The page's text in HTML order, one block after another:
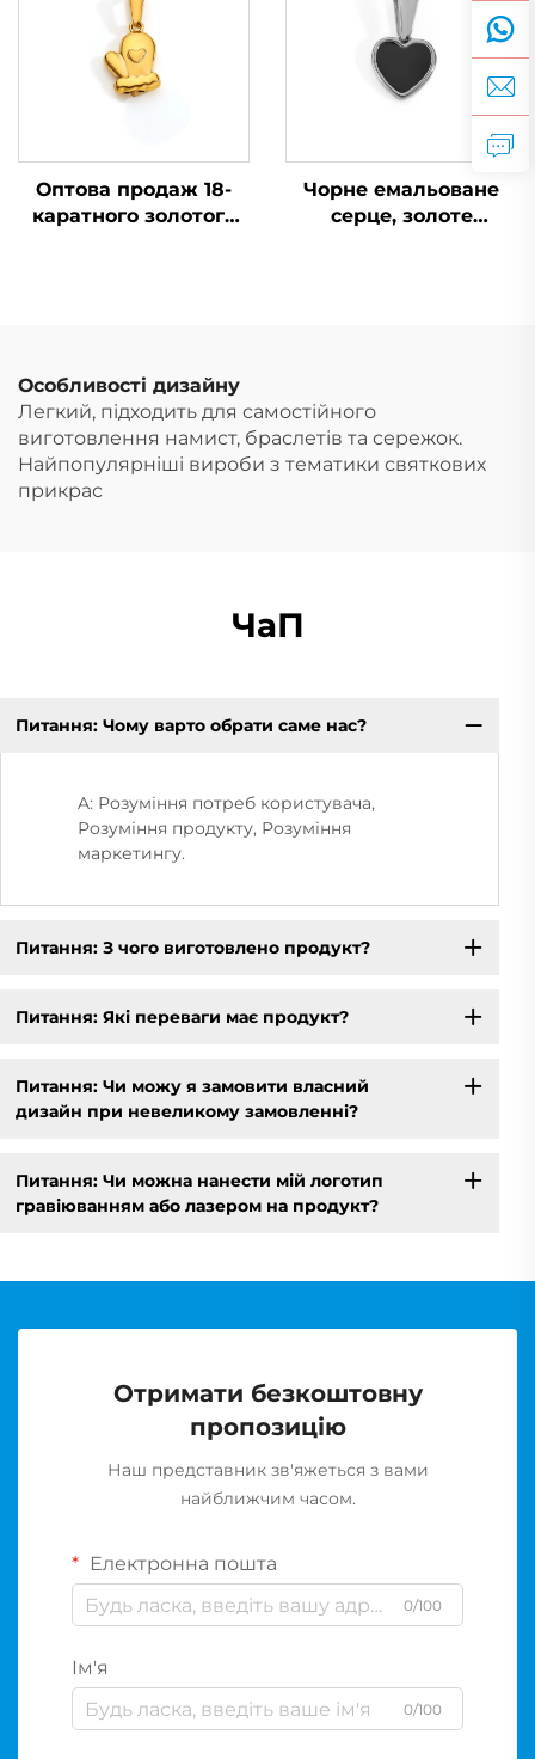
в’язаних рукавичок,
зимові прикраси
Оптова продаж 18-
каратного золотого
зимові прикраси
Чорне емальоване
серце, золоте
Особливості дизайну
Легкий, підходить для самостійного
виготовлення намист, браслетів та сережок.
Найпопулярніші вироби з тематики святкових
прикрас
ЧаП
Питання: Чому варто обрати саме нас?
A: Розуміння потреб користувача,
Розуміння продукту, Розуміння
маркетингу.
Питання: З чого виготовлено продукт?
Питання: Які переваги має продукт?
Питання: Чи можу я замовити власний
дизайн при невеликому замовленні?
Питання: Чи можна нанести мій логотип
гравіюванням або лазером на продукт?
Отримати безкоштовну
пропозицію
Наш представник зв'яжеться з вами
найближчим часом.
Електронна пошта
0/100
Ім'я
0/100